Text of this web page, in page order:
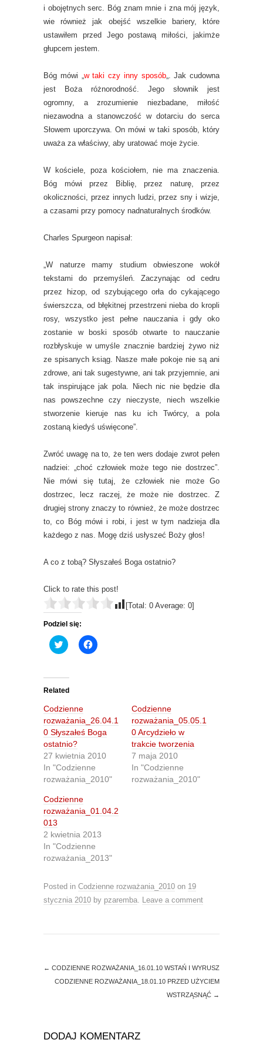
i obojętnych serc. Bóg znam mnie i zna mój język,
wie również jak obejść wszelkie bariery, które
ustawiłem przed Jego postawą miłości, jakimże
głupcem jestem.
Bóg mówi „w taki czy inny sposób„. Jak cudowna
jest Boża różnorodność. Jego słownik jest
ogromny, a zrozumienie niezbadane, miłość
niezawodna a stanowczość w dotarciu do serca
Słowem uporczywa. On mówi w taki sposób, który
uważa za właściwy, aby uratować moje życie.
W kościele, poza kościołem, nie ma znaczenia.
Bóg mówi przez Biblię, przez naturę, przez
okoliczności, przez innych ludzi, przez sny i wizje,
a czasami przy pomocy nadnaturalnych środków.
Charles Spurgeon napisał:
„W naturze mamy studium obwieszone wokół
tekstami do przemyśleń. Zaczynając od cedru
przez hizop, od szybującego orła do cykającego
świerszcza, od błękitnej przestrzeni nieba do kropli
rosy, wszystko jest pełne nauczania i gdy oko
zostanie w boski sposób otwarte to nauczanie
rozbłyskuje w umyśle znacznie bardziej żywo niż
ze spisanych ksiąg. Nasze małe pokoje nie są ani
zdrowe, ani tak sugestywne, ani tak przyjemnie, ani
tak inspirujące jak pola. Niech nic nie będzie dla
nas powszechne czy nieczyste, niech wszelkie
stworzenie kieruje nas ku ich Twórcy, a pola
zostaną kiedyś uświęcone”.
Zwróć uwagę na to, że ten wers dodaje zwrot pełen
nadziei: „choć człowiek może tego nie dostrzec”.
Nie mówi się tutaj, że człowiek nie może Go
dostrzec, lecz raczej, że może nie dostrzec. Z
drugiej strony znaczy to również, że może dostrzec
to, co Bóg mówi i robi, i jest w tym nadzieja dla
każdego z nas. Mogę dziś usłyszeć Boży głos!
A co z tobą? Słyszałeś Boga ostatnio?
Click to rate this post!
[Total: 0 Average: 0]
Podziel się:
C
l
t
o
s
h
a
r
e
o
n
T
w
i
t
t
r
(
O
p
n
i
n
n
w
n
)
C
l
r
e
o
a
c
e
b
(
O
e
s
i
n
w
w
i
w
Related
Codzienne
rozważania_26.04.1
0 Słyszałeś Boga
ostatnio?
27 kwietnia 2010
In "Codzienne
rozważania_2010"
Codzienne
rozważania_05.05.1
0 Arcydzieło w
trakcie tworzenia
7 maja 2010
In "Codzienne
rozważania_2010"
Codzienne
rozważania_01.04.2
013
2 kwietnia 2013
In "Codzienne
rozważania_2013"
Posted in Codzienne rozważania_2010 on 19
stycznia 2010 by pzaremba. Leave a comment
← CODZIENNE ROZWAŻANIA_16.01.10 WSTAŃ I WYRUSZ
CODZIENNE ROZWAŻANIA_18.01.10 PRZED UŻYCIEM
WSTRZĄSNĄĆ →
DODAJ KOMENTARZ